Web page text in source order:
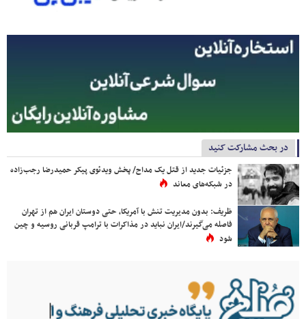
در بحث مشارکت کنید
جزئیات جدید از قتل یک مداح/ پخش ویدئوی پیکر حمیدرضا رجب‌زاده
در شبکه‌های معاند
ظریف: بدون مدیریت تنش با آمریکا، حتی دوستان ایران هم از تهران
فاصله می‌گیرند/ایران نباید در مذاکرات با ترامپ قربانی روسیه و چین
شود